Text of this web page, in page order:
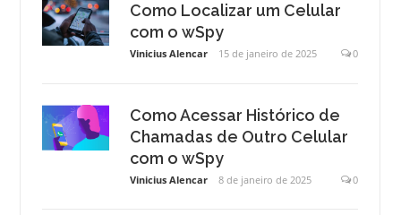
Como Localizar um Celular
com o wSpy
Vinicius Alencar 15 de janeiro de 2025 0
Como Acessar Histórico de
Chamadas de Outro Celular
com o wSpy
Vinicius Alencar 8 de janeiro de 2025 0